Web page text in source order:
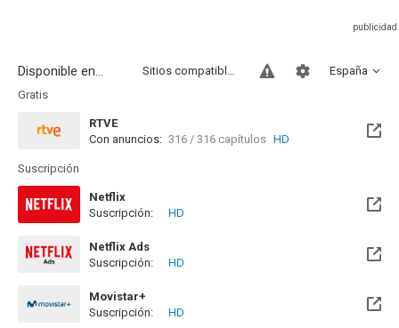
Disponible en... España
Sitios compatibles
Gratis
RTVE
Disponible hasta el Jue, 17 Sep 2026 (Queda 1 mes)
Con anuncios: 316 / 316 capítulos HD
Suscripción
Netflix
Suscripción:
HD
Netflix Ads
Suscripción:
HD
Movistar+
Disponible hasta el Sab, 31 Dic 2033 (Quedan 7 años)
Suscripción: HD